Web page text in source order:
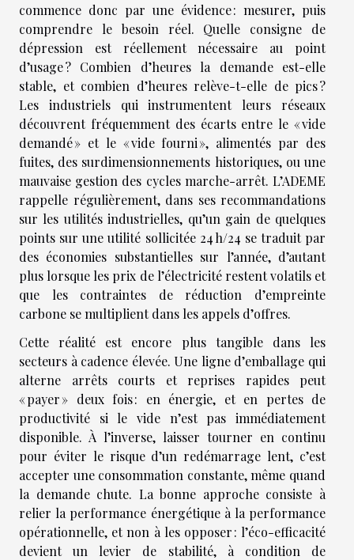
commence donc par une évidence : mesurer, puis
comprendre le besoin réel. Quelle consigne de
dépression est réellement nécessaire au point
d’usage ? Combien d’heures la demande est-elle
stable, et combien d’heures relève-t-elle de pics ?
Les industriels qui instrumentent leurs réseaux
découvrent fréquemment des écarts entre le « vide
demandé » et le « vide fourni », alimentés par des
fuites, des surdimensionnements historiques, ou une
mauvaise gestion des cycles marche-arrêt. L’ADEME
rappelle régulièrement, dans ses recommandations
sur les utilités industrielles, qu’un gain de quelques
points sur une utilité sollicitée 24 h/24 se traduit par
des économies substantielles sur l’année, d’autant
plus lorsque les prix de l’électricité restent volatils et
que les contraintes de réduction d’empreinte
carbone se multiplient dans les appels d’offres.
Cette réalité est encore plus tangible dans les
secteurs à cadence élevée. Une ligne d’emballage qui
alterne arrêts courts et reprises rapides peut
« payer » deux fois : en énergie, et en pertes de
productivité si le vide n’est pas immédiatement
disponible. À l’inverse, laisser tourner en continu
pour éviter le risque d’un redémarrage lent, c’est
accepter une consommation constante, même quand
la demande chute. La bonne approche consiste à
relier la performance énergétique à la performance
opérationnelle, et non à les opposer : l’éco-efficacité
devient un levier de stabilité, à condition de